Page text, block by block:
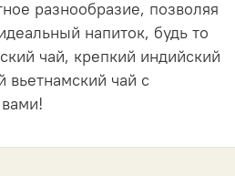
разнообразие, позволяя
напиток, будь то
чай, крепкий индийский
чай с